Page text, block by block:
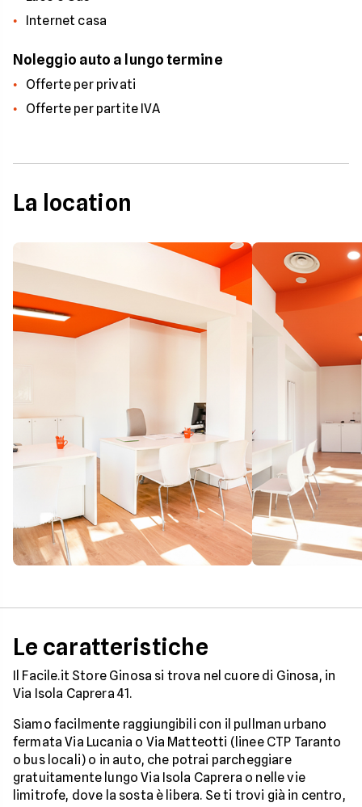
Internet casa
Noleggio auto a lungo termine
Offerte per privati
Offerte per partite IVA
La location
Le caratteristiche
Il Facile.it Store Ginosa si trova nel cuore di Ginosa, in
Via Isola Caprera 41.
Siamo facilmente raggiungibili con il pullman urbano
fermata Via Lucania o Via Matteotti (linee CTP Taranto
o bus locali) o in auto, che potrai parcheggiare
gratuitamente lungo Via Isola Caprera o nelle vie
limitrofe, dove la sosta è libera. Se ti trovi già in centro,